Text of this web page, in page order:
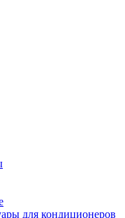
для кондиционеров